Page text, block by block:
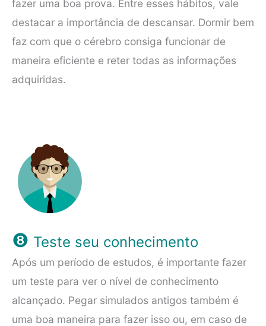
fazer uma boa prova. Entre esses hábitos, vale
destacar a importância de descansar. Dormir bem
faz com que o cérebro consiga funcionar de
maneira eficiente e reter todas as informações
adquiridas.
❽ Teste seu conhecimento
Após um período de estudos, é importante fazer
um teste para ver o nível de conhecimento
alcançado. Pegar simulados antigos também é
uma boa maneira para fazer isso ou, em caso de